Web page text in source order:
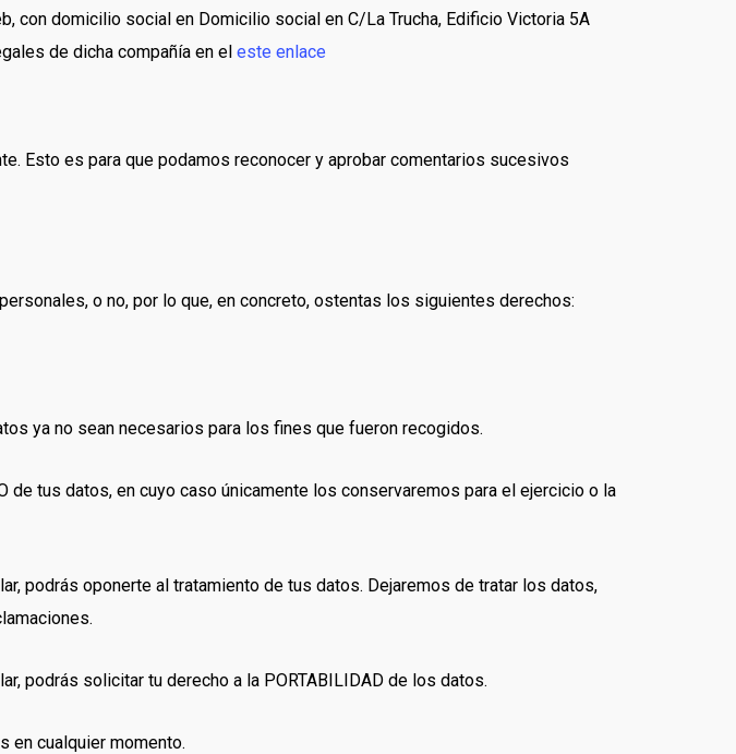
con domicilio social en Domicilio social en C/La Trucha, Edificio Victoria 5A
de dicha compañía en eleste enlace
Esto es para que podamos reconocer y aprobar comentarios sucesivos
o no, por lo que, en concreto, ostentas los siguientes derechos:
ya no sean necesarios para los fines que fueron recogidos.
de tus datos, en cuyo caso únicamente los conservaremos para el ejercicio o la
podrás oponerte al tratamiento de tus datos. Dejaremos de tratar los datos,
podrás solicitar tu derecho a la PORTABILIDAD de los datos.
en cualquier momento.